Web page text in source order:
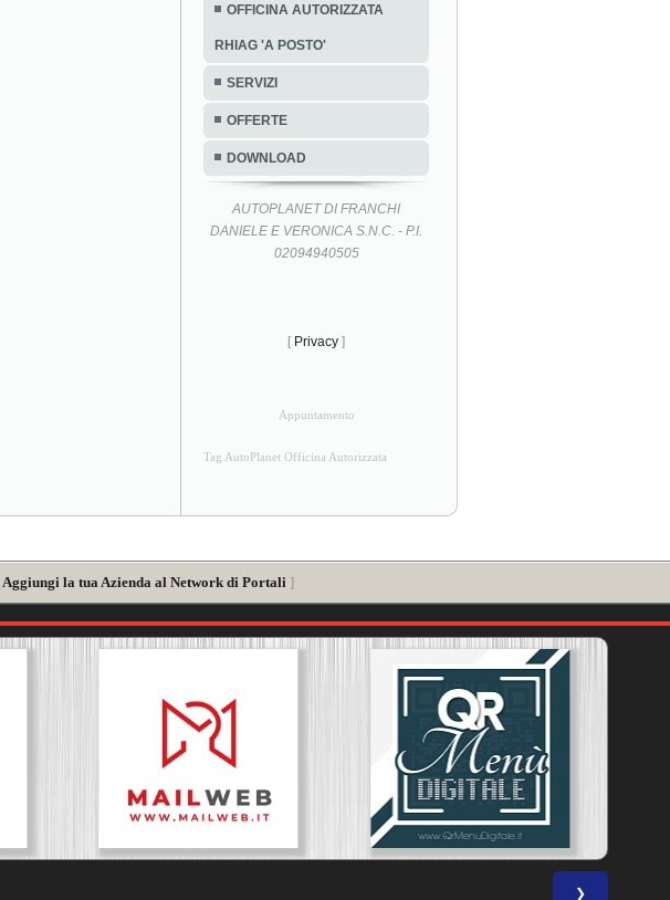
OFFICINA AUTORIZZATA
RHIAG 'A POSTO'
SERVIZI
OFFERTE
DOWNLOAD
AUTOPLANET DI FRANCHI
DANIELE E VERONICA S.N.C. - P.I.
02094940505
[ Privacy ]
Appuntamento
Tag AutoPlanet Officina Autorizzata
Aggiungi la tua Azienda al Network di Portali ]
❯